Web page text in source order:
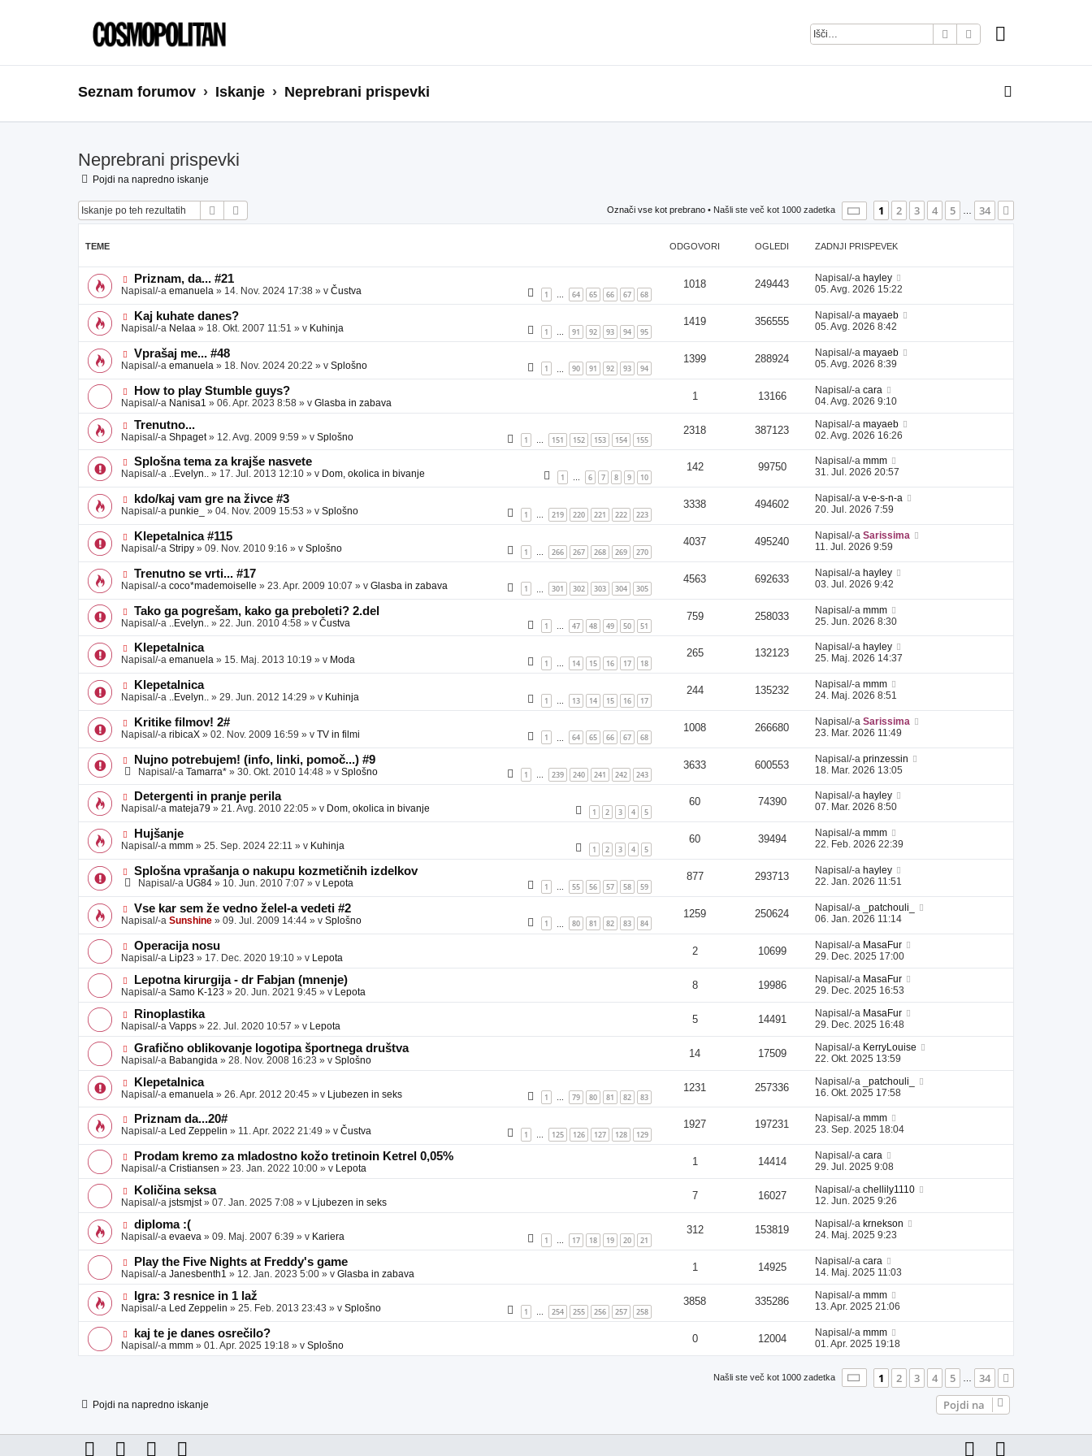
IskanjeNapredno iskanje
Seznam forumov Iskanje Neprebrani prispevki
Neprebrani prispevki
Pojdi na napredno iskanje
Iskanje Označi vse kot prebrano • Našli ste več kot 1000 zadetka Stran 1od34
1 2 3 4 5 34
TEME ODGOVORI OGLEDI ZADNJI PRISPEVEK
N
o
e
o
b
j
a
v
e
Priznam, da... #21
Napisal/-a emanuela » 14. Nov. 2024 17:38 » v Čustva 1 64 65 66 67 68
1018 249443 Napisal/-a hayley
05. Avg. 2026 15:22
N
o
e
b
j
a
v
e
Kaj kuhate danes?
Napisal/-a Nelaa » 18. Okt. 2007 11:51 » v Kuhinja 1 91 92 93 94 95
1419 356555 Napisal/-a mayaeb
05. Avg. 2026 8:42
N
o
v
e
o
b
v
e
Vprašaj me... #48
Napisal/-a emanuela » 18. Nov. 2024 20:22 » v Splošno 1 90 91 92 93 94
1399 288924 Napisal/-a mayaeb
05. Avg. 2026 8:39
N
o
v
e
o
b
a
v
e
How to play Stumble guys?
Napisal/-a Nanisa1 » 06. Apr. 2023 8:58 » v Glasba in zabava
1 13166 Napisal/-a cara
04. Avg. 2026 9:10
N
o
v
e
o
b
j
a
v
e
Trenutno...
Napisal/-a Shpaget» 12. Avg. 2009 9:59 » v Splošno 1 … 151 152 153 154 155
2318 387123 Napisal/-a mayaeb
02. Avg. 2026 16:26
N
o
e
o
b
j
a
v
e
Splošna tema za krajše nasvete
Napisal/-a ..Evelyn.. » 17. Jul. 2013 12:10 » v Dom, okolica in bivanje 1 … 6 7 8 9 10
142 99750 Napisal/-a mmm
31. Jul. 2026 20:57
N
o
e
o
b
j
v
e
kdo/kaj vam gre na živce #3
Napisal/-a punkie_ » 04. Nov. 2009 15:53 » v Splošno 1 219 220 221 222 223
3338 494602 Napisal/-a v-e-s-n-a
20. Jul. 2026 7:59
N
o
e
b
j
v
e
Klepetalnica #115
Napisal/-a Stripy » 09. Nov. 2010 9:16 » v Splošno 1 266 267 268 269 270
4037 495240 Napisal/-a Sarissima
11. Jul. 2026 9:59
N
o
v
e
b
j
a
v
e
Trenutno se vrti... #17
Napisal/-a coco*mademoiselle » 23. Apr. 2009 10:07 » v Glasba in zabava 1 301 302 303 304 305
4563 692633 Napisal/-a hayley
03. Jul. 2026 9:42
N
o
v
e
o
b
j
a
v
e
Tako ga pogrešam, kako ga preboleti? 2.del
Napisal/-a ..Evelyn.. » 22. Jun. 2010 4:58 » v Čustva 1 … 47 48 49 50 51
759 258033 Napisal/-a mmm
25. Jun. 2026 8:30
N
o
e
o
b
j
a
v
e
Klepetalnica
Napisal/-a emanuela » 15. Maj. 2013 10:19 » v Moda 1 … 14 15 16 17 18
265 132123 Napisal/-a hayley
25. Maj. 2026 14:37
N
o
e
o
b
j
a
e
Klepetalnica
Napisal/-a ..Evelyn.. » 29. Jun. 2012 14:29 » v Kuhinja 1 13 14 15 16 17
244 135232 Napisal/-a mmm
24. Maj. 2026 8:51
N
o
v
e
o
j
a
v
e
Kritike filmov! 2#
Napisal/-a ribicaX » 02. Nov. 2009 16:59 » v TV in filmi 1 64 65 66 67 68
1008 266680 Napisal/-a Sarissima
23. Mar. 2026 11:49
N
e
o
b
j
a
v
e
Nujno potrebujem! (info, linki, pomoč...) #9
Napisal/-a Tamarra* » 30. Okt. 2010 14:48 » v Splošno 1 … 239 240 241 242 243
3633 600553 Napisal/-a prinzessin
18. Mar. 2026 13:05
N
o
e
o
b
j
a
e
Detergenti in pranje perila
Napisal/-a mateja79 » 21. Avg. 2010 22:05 » v Dom, okolica in bivanje 1 2 3 4 5
60 74390 Napisal/-a hayley
07. Mar. 2026 8:50
N
o
e
o
j
a
v
e
Hujšanje
Napisal/-a mmm » 25. Sep. 2024 22:11 » v Kuhinja 1 2 3 4 5
60 39494 Napisal/-a mmm
22. Feb. 2026 22:39
N
e
b
j
a
v
e
Splošna vprašanja o nakupu kozmetičnih izdelkov
Napisal/-a UG84 » 10. Jun. 2010 7:07 » v Lepota 1 55 56 57 58 59
877 293713 Napisal/-a hayley
22. Jan. 2026 11:51
N
o
v
e
o
b
a
v
e
Vse kar sem že vedno želel-a vedeti #2
Napisal/-a Sunshine » 09. Jul. 2009 14:44 » v Splošno 1 80 81 82 83 84
1259 250624 Napisal/-a
_patchouli_
06. Jan. 2026 11:14
N
o
v
e
o
b
a
v
e
Operacija nosu
Napisal/-a Lip23 » 17. Dec. 2020 19:10 » v Lepota
2 10699 Napisal/-a MasaFur
29. Dec. 2025 17:00
N
o
v
e
o
b
a
v
e
Lepotna kirurgija - dr Fabjan (mnenje)
Napisal/-a Samo K-123 » 20. Jun. 2021 9:45 » v Lepota
8 19986 Napisal/-a MasaFur
29. Dec. 2025 16:53
N
o
v
e
o
b
a
v
e
Rinoplastika
Napisal/-a Vapps » 22. Jul. 2020 10:57 » v Lepota
5 14491 Napisal/-a MasaFur
29. Dec. 2025 16:48
N
o
v
e
o
b
a
v
e
Grafično oblikovanje logotipa športnega društva
Napisal/-a Babangida » 28. Nov. 2008 16:23 » v Splošno
14 17509 Napisal/-a KerryLouise
22. Okt. 2025 13:59
N
o
v
e
o
b
j
a
v
e
Klepetalnica
Napisal/-a emanuela » 26. Apr. 2012 20:45 » v Ljubezen in seks 1 … 79 80 81 82 83
1231 257336 Napisal/-a
_patchouli_
16. Okt. 2025 17:58
N
o
e
o
b
a
v
e
Priznam da...20#
Napisal/-a Led Zeppelin » 11. Apr. 2022 21:49 » v Čustva 1 … 125 126 127 128 129
1927 197231 Napisal/-a mmm
23. Sep. 2025 18:04
N
o
v
e
o
b
a
e
Prodam kremo za mladostno kožo tretinoin Ketrel 0,05%
Napisal/-a Cristiansen » 23. Jan. 2022 10:00 » v Lepota
1 14414 Napisal/-a cara
29. Jul. 2025 9:08
N
o
v
e
o
a
v
e
Količina seksa
Napisal/-a jstsmjst» 07. Jan. 2025 7:08 » v Ljubezen in seks
7 16027 Napisal/-a chellily1110
12. Jun. 2025 9:26
N
o
e
o
b
a
v
e
diploma :(
Napisal/-a evaeva » 09. Maj. 2007 6:39 » v Kariera 1 … 17 18 19 20 21
312 153819 Napisal/-a krnekson
24. Maj. 2025 9:23
N
o
v
e
o
a
v
Play the Five Nights at Freddy's game
Napisal/-a Janesbenth1 » 12. Jan. 2023 5:00 » v Glasba in zabava
1 14925 Napisal/-a cara
14. Maj. 2025 11:03
N
o
e
o
b
Igra: 3 resnice in 1 laž
Napisal/-a Led Zeppelin » 25. Feb. 2013 23:43 » v Splošno 1 254 255 256 257 258
3858 335286 Napisal/-a mmm
13. Apr. 2025 21:06
N
o
v
j
a
e
kaj te je danes osrečilo?
Napisal/-a mmm » 01. Apr. 2025 19:18 » v Splošno
0 12004 Napisal/-a mmm
01. Apr. 2025 19:18
Našli ste več kot 1000 zadetka Stran 1od34
1 2 3 4 5 34
Pojdi na napredno iskanje Pojdi na